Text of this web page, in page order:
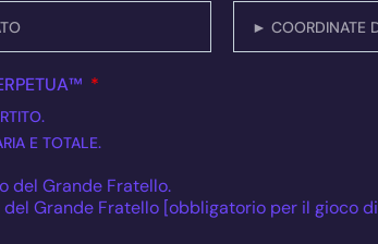
E TOTALE.
del Grande Fratello.
Grande Fratello [obbligatorio per il gioco